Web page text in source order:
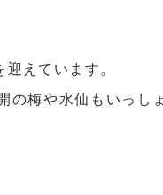
えています。
の梅や水仙もいっし